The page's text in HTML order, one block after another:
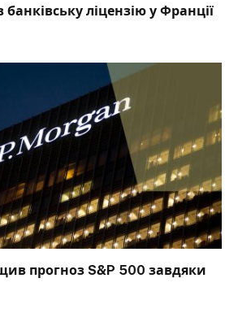
ліцензію у Франції
прогноз S&P 500 завдяки